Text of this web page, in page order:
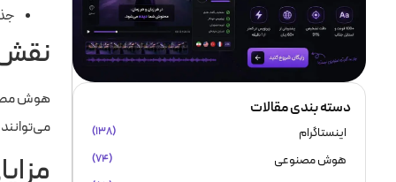
دسته بندی مقالات
اینستاگرام (۱۳۸)
هوش مصنوعی (۷۴)
هوش